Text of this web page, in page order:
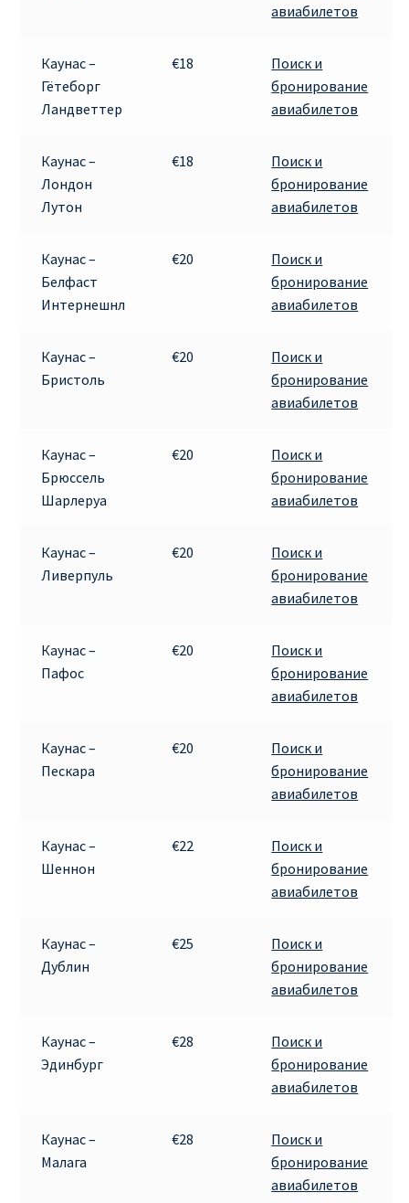
авиабилетов
Каунас –
Гётеборг
Ландветтер
€18
Поиск и
бронирование
авиабилетов
Каунас –
Лондон
Лутон
€18
Поиск и
бронирование
авиабилетов
Каунас –
Белфаст
Интернешнл
€20
Поиск и
бронирование
авиабилетов
Каунас –
Бристоль
€20
Поиск и
бронирование
авиабилетов
Каунас –
Брюссель
Шарлеруа
€20
Поиск и
бронирование
авиабилетов
Каунас –
Ливерпуль
€20
Поиск и
бронирование
авиабилетов
Каунас –
Пафос
€20
Поиск и
бронирование
авиабилетов
Каунас –
Пескара
€20
Поиск и
бронирование
авиабилетов
Каунас –
Шеннон
€22
Поиск и
бронирование
авиабилетов
Каунас –
Дублин
€25
Поиск и
бронирование
авиабилетов
Каунас –
Эдинбург
€28
Поиск и
бронирование
авиабилетов
Каунас –
Малага
€28
Поиск и
бронирование
авиабилетов